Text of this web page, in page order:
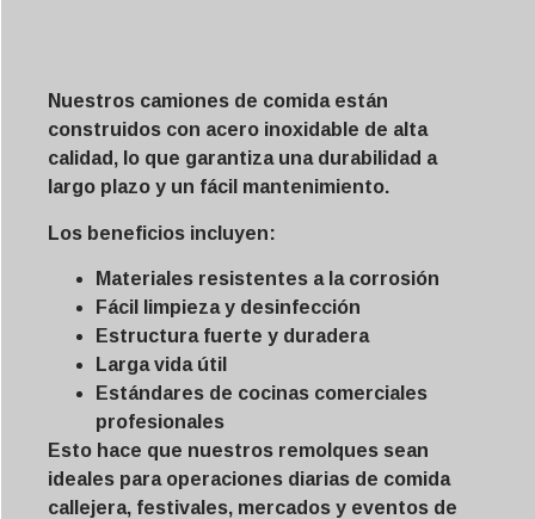
Nuestros camiones de comida están
construidos con acero inoxidable de alta
calidad, lo que garantiza una durabilidad a
largo plazo y un fácil mantenimiento.
Los beneficios incluyen:
Materiales resistentes a la corrosión
Fácil limpieza y desinfección
Estructura fuerte y duradera
Larga vida útil
Estándares de cocinas comerciales
profesionales
Esto hace que nuestros remolques sean
ideales para operaciones diarias de comida
callejera, festivales, mercados y eventos de